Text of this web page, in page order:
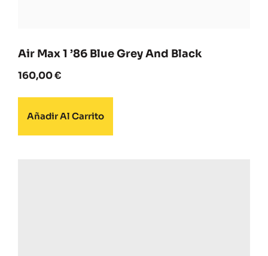
Air Max 1 ’86 Blue Grey And Black
160,00€
Añadir Al Carrito